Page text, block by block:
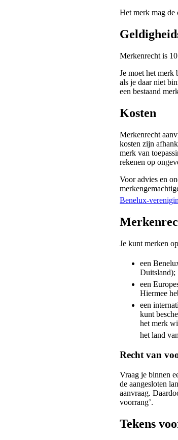
Het merk mag de
Merkenrecht is
Je moet het merk
als je daar niet
een bestaand
Kosten
Merkenrecht
kosten zijn
merk van
rekenen op
Voor advies en
Benelux-
Je kunt merken
een
Duitsland);
een
Hiermee
een
kunt
het merk
het land
Recht van
Vraag je binnen
de aangesloten
aanvraag.
voorrang’.
Tekens